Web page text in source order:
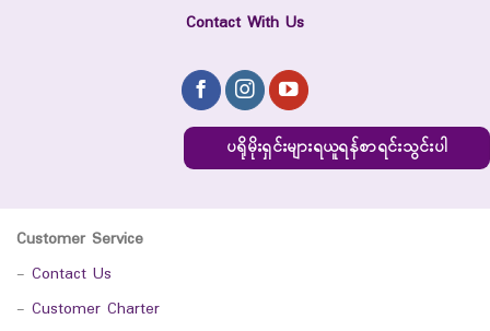
Contact With Us
ပရိုမိုးရှင်းများရယူရန်စာရင်းသွင်းပါ
Customer Service
- Contact Us
- Customer Charter